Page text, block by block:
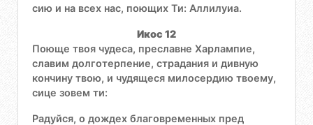
сию и на всех нас, поющих Ти: Аллилуиа.
Икос 12
Поюще твоя чудеса, преславне Харлампие,
славим долготерпение, страдания и дивную
кончину твою, и чудящеся милосердию твоему,
сице зовем ти:
Радуйся, о дождех благовременных пред